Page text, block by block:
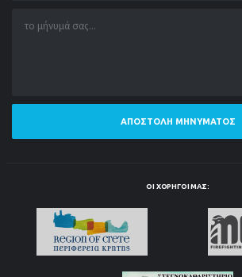
ΑΠΟΣΤΟΛΉ ΜΗΝΎΜΑΤΟΣ
ΟΙ ΧΟΡΗΓΟΊ ΜΑΣ: